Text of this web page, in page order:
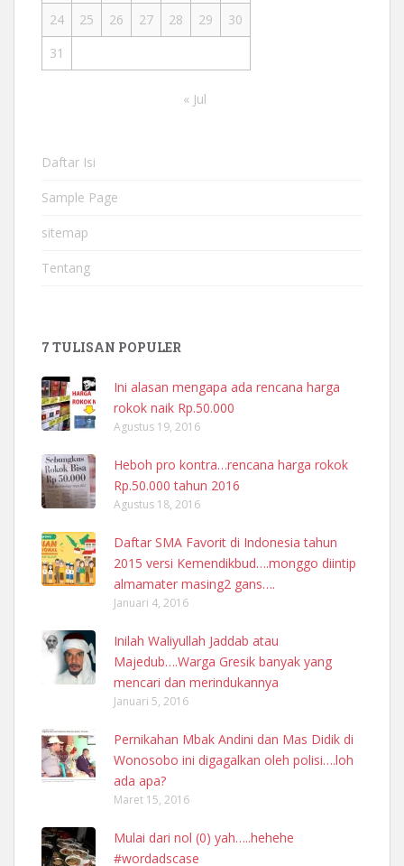
24
25 26 27 28 29
30
31
« Jul
Daftar Isi
Sample Page
sitemap
Tentang
7 TULISAN POPULER
Ini alasan mengapa ada rencana harga
rokok naik Rp.50.000
Agustus 19, 2016
Heboh pro kontra…rencana harga rokok
Rp.50.000 tahun 2016
Agustus 18, 2016
Daftar SMA Favorit di Indonesia tahun
2015 versi Kemendikbud….monggo diintip
almamater masing2 gans….
Januari 4, 2016
Inilah Waliyullah Jaddab atau
Majedub….Warga Gresik banyak yang
mencari dan merindukannya
Januari 5, 2016
Pernikahan Mbak Andini dan Mas Didik di
Wonosobo ini digagalkan oleh polisi….loh
ada apa?
Maret 15, 2016
Mulai dari nol (0) yah…..hehehe
#wordadscase